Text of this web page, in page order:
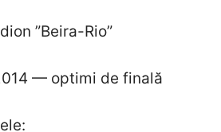
”Beira-Rio”
— optimi de finală